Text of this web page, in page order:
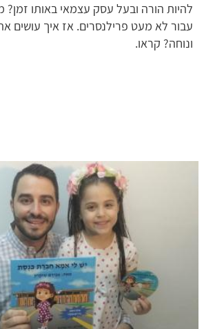
להיות הורה ובעל עסק עצמאי באותו זמן?
עבור לא מעט פרילנסרים. אז איך עושים
ונוחה? קראו.